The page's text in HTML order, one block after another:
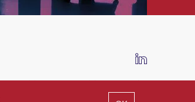
IMPRESSUM DATENSCHUTZ AGB